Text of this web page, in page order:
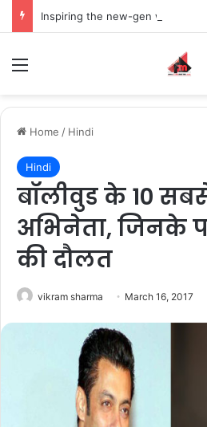
Home / Hindi
Hindi
बॉलीवुड के 10
अभिनेता, जिनके
की दौलत
vikram sharma March 16, 2017